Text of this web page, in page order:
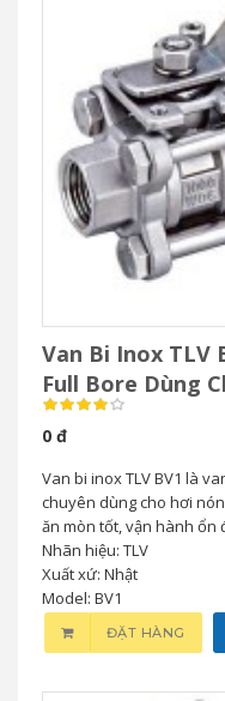
Van Bi Inox TLV
Full Bore Dùng
0 đ
Van bi inox TLV BV1 là
chuyên dùng cho hơi
ăn mòn tốt, vận hành ổn
Nhãn hiệu: TLV
Xuất xứ: Nhật
Model: BV1
ĐẶT HÀNG